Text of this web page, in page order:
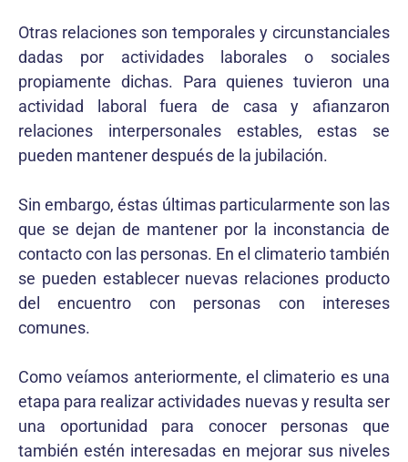
Otras relaciones son temporales y circunstanciales
dadas por actividades laborales o sociales
propiamente dichas. Para quienes tuvieron una
actividad laboral fuera de casa y afianzaron
relaciones interpersonales estables, estas se
pueden mantener después de la jubilación.
Sin embargo, éstas últimas particularmente son las
que se dejan de mantener por la inconstancia de
contacto con las personas. En el climaterio también
se pueden establecer nuevas relaciones producto
del encuentro con personas con intereses
comunes.
Como veíamos anteriormente, el climaterio es una
etapa para realizar actividades nuevas y resulta ser
una oportunidad para conocer personas que
también estén interesadas en mejorar sus niveles